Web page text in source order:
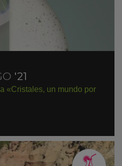
'21
«Cristales, un mundo por